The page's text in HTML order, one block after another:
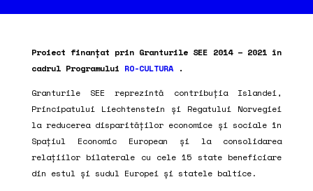
Proiect finanțat prin Granturile SEE 2014 – 2021 în
cadrul Programului RO-CULTURA.
Granturile SEE reprezintă contribuția Islandei,
Principatului Liechtenstein și Regatului Norvegiei
la reducerea disparităților economice și sociale în
Spațiul Economic European și la consolidarea
relațiilor bilaterale cu cele 15 state beneficiare
din estul și sudul Europei și statele baltice.